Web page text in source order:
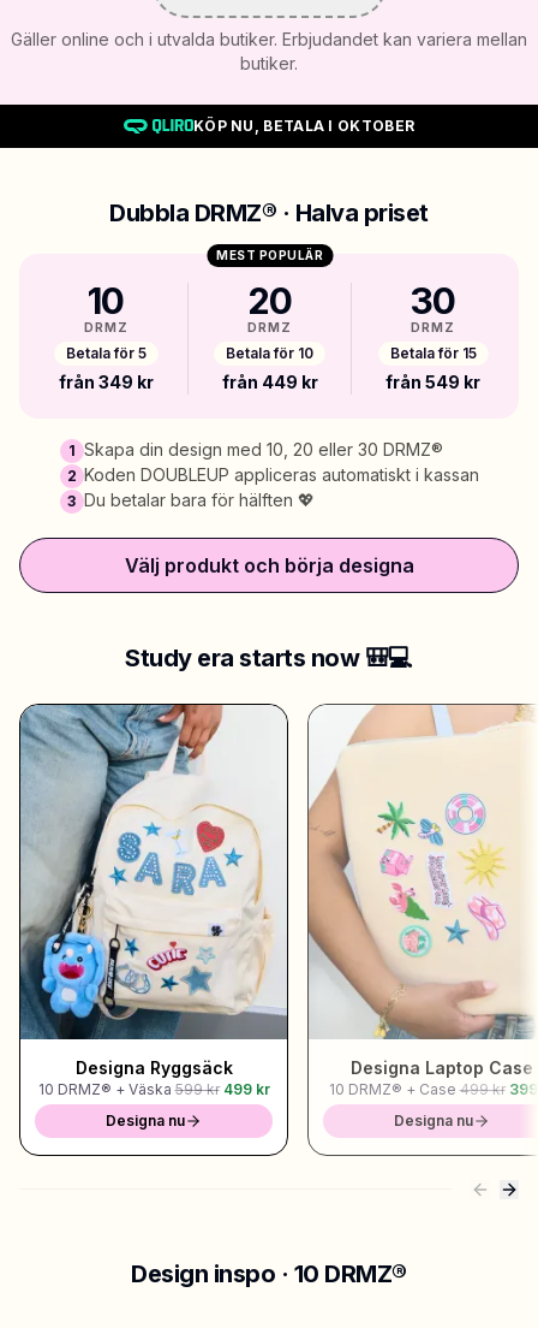
Gäller online och i utvalda butiker. Erbjudandet kan variera mellan
butiker.
KÖP NU, BETALA I OKTOBER
Dubbla DRMZ® · Halva priset
10
DRMZ
Betala för 5
från 349 kr
MEST POPULÄR
20
DRMZ
Betala för 10
från 449 kr
30
DRMZ
Betala för 15
från 549 kr
1 Skapa din design med 10, 20 eller 30 DRMZ®
2 Koden DOUBLEUP appliceras automatiskt i kassan
3 Du betalar bara för hälften 💖
Välj produkt och börja designa
Study era starts now 🎒💻
Designa Ryggsäck
10 DRMZ® + Väska 599 kr 499 kr
Designa nu
Designa Laptop Case
10 DRMZ® + Case 499 kr
Designa nu
Design inspo · 10 DRMZ®